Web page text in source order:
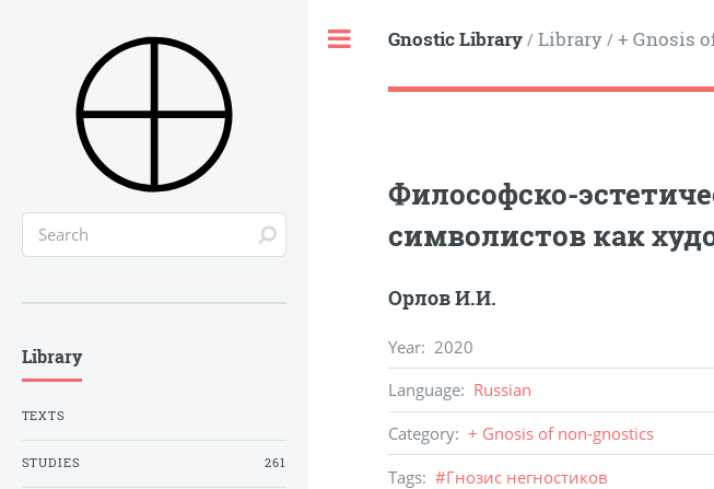
Gnostic Library/ Library/ + Gnosis
Философско-
символистов как
Орлов И.И.
Year: 2020
Language: Russian
Category: + Gnosis of non-gnostics
Tags: #Гнозис негностиков
Library
TEXTS
STUDIES 261
Toggle